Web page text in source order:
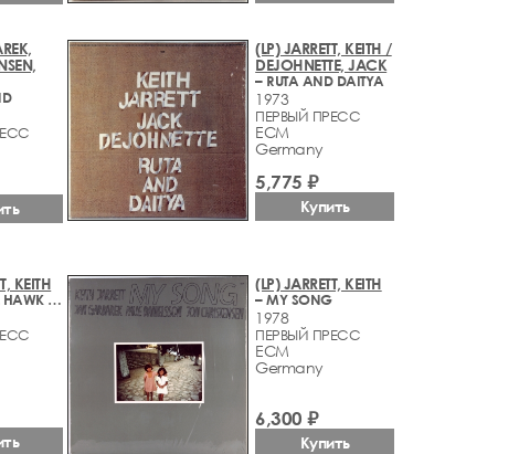
(LP) JARRETT, KEITH /
DEJOHNETTE, JACK
– RUTA AND DAITYA
1973
ПЕРВЫЙ ПРЕСС
ECM
Germany
5,775 ₽
Купить
KEITH
– CELESTIAL HAWK - FOR ORCHESTRA, PERCUSSION AND PIANO
(LP) JARRETT, KEITH
– MY SONG
1978
ПЕРВЫЙ ПРЕСС
ECM
Germany
6,300 ₽
Купить